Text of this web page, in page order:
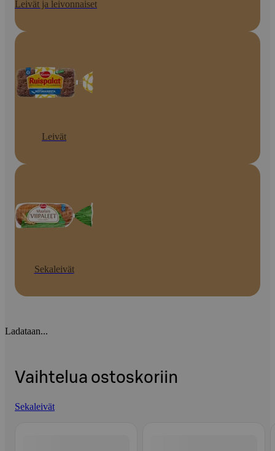
Leivät ja leivonnaiset
Leivät
Sekaleivät
Ladataan...
Vaihtelua ostoskoriin
Sekaleivät